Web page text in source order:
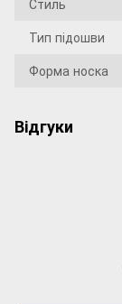
Стиль
Тип підошви
Форма носка
Відгуки